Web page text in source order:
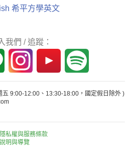
希平方學英文
我們 / 追蹤：
五 9:00-12:00、13:30-18:00，國定假日除外 )
隱私權與服務條款
說明與導覽